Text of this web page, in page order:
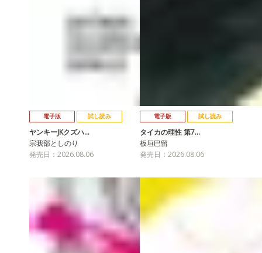
電子版 試し読み
ヤンキーJKクズハ…
宗我部としのり
発売日：2026.08.06
電子版 試し読み
タイカの理性 第7…
板垣巴留
発売日：2026.08.06